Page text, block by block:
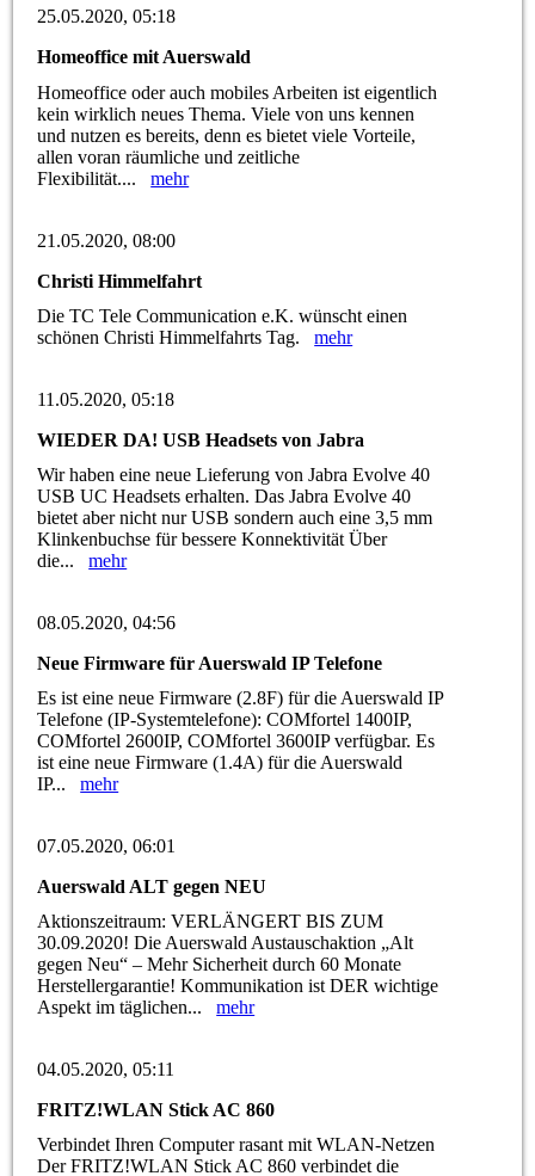
25.05.2020, 05:18
Homeoffice mit Auerswald
Homeoffice oder auch mobiles Arbeiten ist eigentlich
kein wirklich neues Thema. Viele von uns kennen
und nutzen es bereits, denn es bietet viele Vorteile,
allen voran räumliche und zeitliche
Flexibilität....mehr
21.05.2020, 08:00
Christi Himmelfahrt
Die TC Tele Communication e.K. wünscht einen
schönen Christi Himmelfahrts Tag.mehr
11.05.2020, 05:18
WIEDER DA! USB Headsets von Jabra
Wir haben eine neue Lieferung von Jabra Evolve 40
USB UC Headsets erhalten. Das Jabra Evolve 40
bietet aber nicht nur USB sondern auch eine 3,5 mm
Klinkenbuchse für bessere Konnektivität Über
die...mehr
08.05.2020, 04:56
Neue Firmware für Auerswald IP Telefone
Es ist eine neue Firmware (2.8F) für die Auerswald IP
Telefone (IP-Systemtelefone): COMfortel 1400IP,
COMfortel 2600IP, COMfortel 3600IP verfügbar. Es
ist eine neue Firmware (1.4A) für die Auerswald
IP...mehr
07.05.2020, 06:01
Auerswald ALT gegen NEU
Aktionszeitraum: VERLÄNGERT BIS ZUM
30.09.2020! Die Auerswald Austauschaktion „Alt
gegen Neu“ – Mehr Sicherheit durch 60 Monate
Herstellergarantie! Kommunikation ist DER wichtige
Aspekt im täglichen...mehr
04.05.2020, 05:11
FRITZ!WLAN Stick AC 860
Verbindet Ihren Computer rasant mit WLAN-Netzen
Der FRITZ!WLAN Stick AC 860 verbindet die